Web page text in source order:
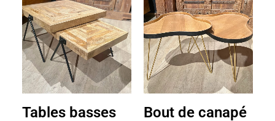
Tables basses
Bout de canapé